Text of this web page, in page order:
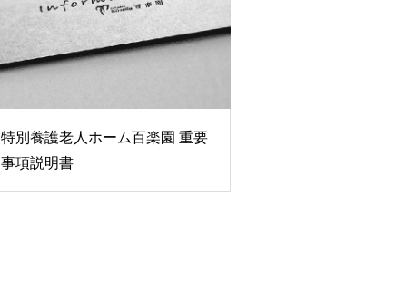
特別養護老人ホーム百楽園 重要
事項説明書